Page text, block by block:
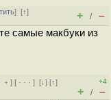
][↑]
+ / –
самые макбуки из
] [ · · ·][↓] [↑]
+4
+ / –